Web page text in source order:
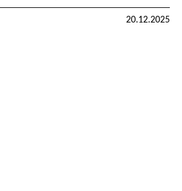
20.12.2025